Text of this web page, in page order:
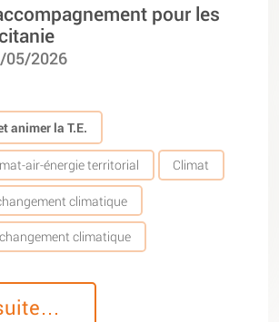
pour les
05/2026
animer la T.E.
air-énergie territorial Climat
climatique
climatique